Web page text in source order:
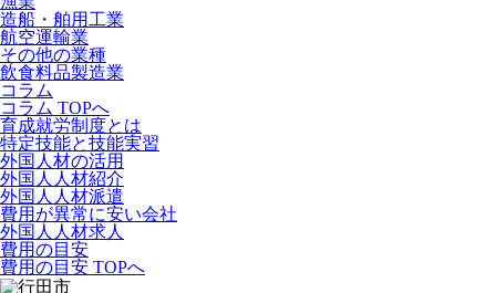
造船・舶用工業
航空運輸業
その他の業種
飲食料品製造業
コラム
コラム TOPへ
育成就労制度とは
特定技能と技能実習
外国人材の活用
外国人人材紹介
外国人人材派遣
費用が異常に安い会社
外国人人材求人
費用の目安
費用の目安 TOPへ